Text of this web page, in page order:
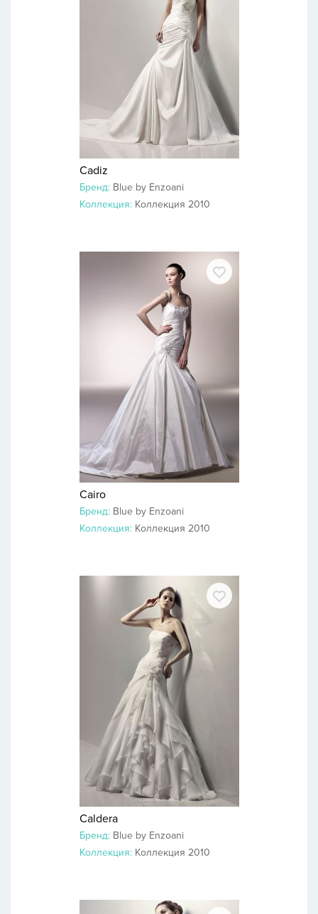
Cadiz
Бренд: Blue by Enzoani
Коллекция: Коллекция 2010
Cairo
Бренд: Blue by Enzoani
Коллекция: Коллекция 2010
Caldera
Бренд: Blue by Enzoani
Коллекция: Коллекция 2010